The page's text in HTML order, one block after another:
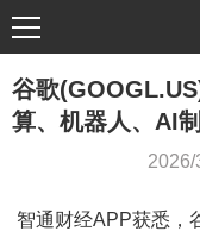
谷歌
算、机器人、AI
智通财经APP获悉，